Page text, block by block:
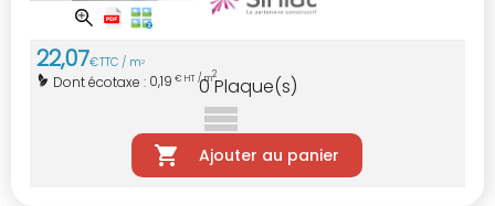
22,07€TTC / m2
Dont écotaxe : 0,19 € HT / m2
0 Plaque(s)
Ajouter au panier